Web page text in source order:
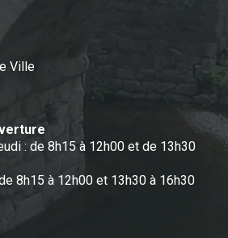
Ville
: de 8h15 à 12h00 et de 13h30
8h15 à 12h00 et 13h30 à 16h30